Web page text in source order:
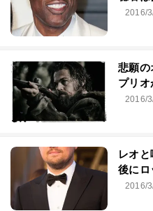
2016/
悲願の
プリオ
2016/
レオ
後にロ
2016/